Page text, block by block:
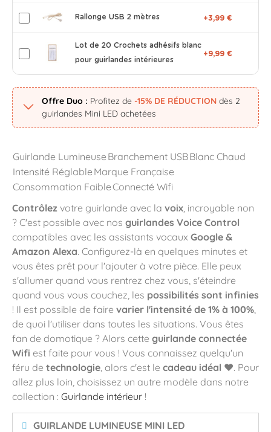
Rallonge USB 2 mètres +3,99 €
Lot de 20 Crochets adhésifs blanc
pour guirlandes intérieures
+9,99 €
Offre Duo : Profitez de -15% DE RÉDUCTION dès 2
guirlandes Mini LED achetées
Guirlande Lumineuse Branchement USBBlanc Chaud
Intensité Réglable Marque Française
Consommation FaibleConnecté Wifi
Contrôlez votre guirlande avec la voix, incroyable non
? C'est possible avec nos guirlandes Voice Control
compatibles avec les assistants vocaux Google &
Amazon Alexa. Configurez-là en quelques minutes et
vous êtes prêt pour l'ajouter à votre pièce. Elle peux
s'allumer quand vous rentrez chez vous, s'éteindre
quand vous vous couchez, les possibilités sont infinies
! Il est possible de faire varier l'intensité de 1% à 100%,
de quoi l'utiliser dans toutes les situations. Vous êtes
fan de domotique ? Alors cette guirlande connectée
Wifi est faite pour vous ! Vous connaissez quelqu'un
féru de technologie, alors c'est le cadeau idéal ❤️. Pour
allez plus loin, choisissez un autre modèle dans notre
collection : Guirlande intérieur !
GUIRLANDE LUMINEUSE MINI LED